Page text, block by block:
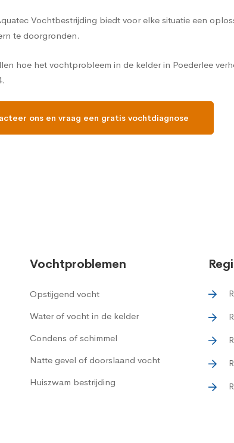
Vochtbestrijding biedt voor elke situatie een
te doorgronden.
hoe het vochtprobleem in de kelder in Poederlee
ons en vraag een gratis vochtdiagnose
Vochtproblemen
Opstijgend vocht
Water of vocht in de kelder
Condens of schimmel
Natte gevel of doorslaand vocht
Huiszwam bestrijding